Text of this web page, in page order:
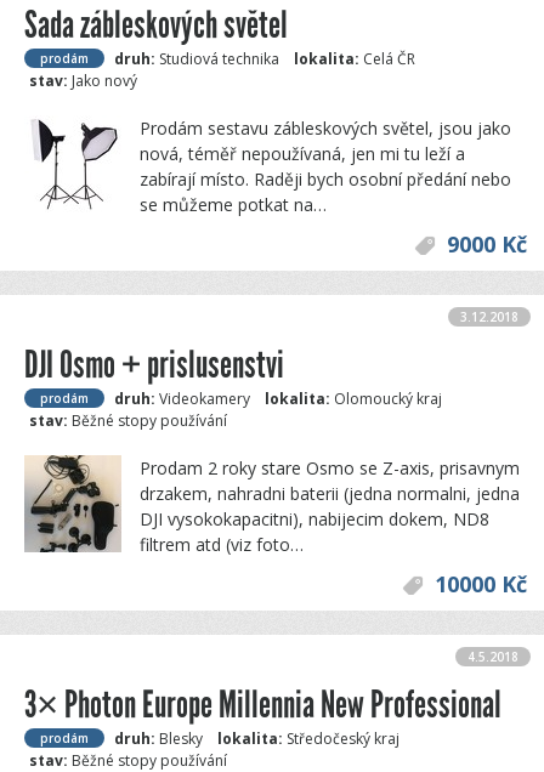
Sada zábleskových světel
prodám druh: Studiová technika lokalita: Celá ČR
stav: Jako nový
Prodám sestavu zábleskových světel, jsou jako
nová, téměř nepoužívaná, jen mi tu leží a
zabírají místo. Raději bych osobní předání nebo
se můžeme potkat na…
9000 Kč
3.12.2018
DJI Osmo + prislusenstvi
prodám druh: Videokamery lokalita: Olomoucký kraj
stav: Běžné stopy používání
Prodam 2 roky stare Osmo se Z-axis, prisavnym
drzakem, nahradni baterii (jedna normalni, jedna
DJI vysokokapacitni), nabijecim dokem, ND8
filtrem atd (viz foto…
10000 Kč
4.5.2018
3× Photon Europe Millennia New Professional
prodám druh: Blesky lokalita: Středočeský kraj
stav: Běžné stopy používání